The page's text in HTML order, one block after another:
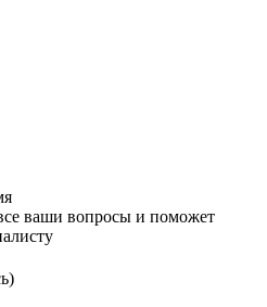
ваши вопросы и поможет